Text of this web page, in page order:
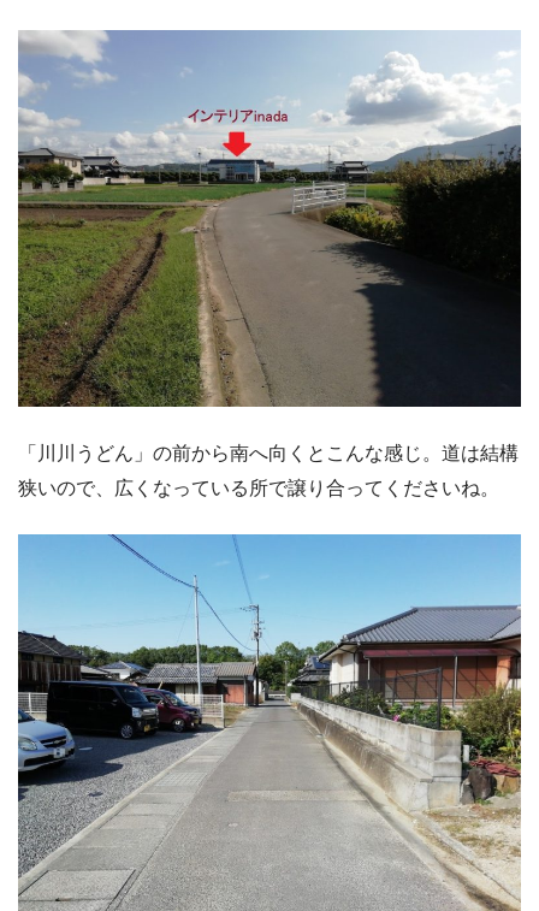
「川川うどん」の前から南へ向くとこんな感じ。道は結構
狭いので、広くなっている所で譲り合ってくださいね。